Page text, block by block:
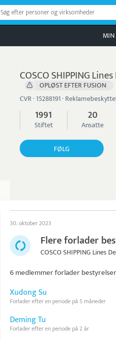
Søg efter personer og virksomheder
COSCO SHIPPING
OPLØST EFTER FUSION
CVR · 15288191 ·
1991
Stiftet
20
Ansatte
FØLG
30. oktober 2023
Flere forlader
COSCO SHIPPING Lines
6 medlemmer forlader
Xudong Su
Forlader efter en periode på 5 måneder
Deming Tu
Forlader efter en periode på 2 år